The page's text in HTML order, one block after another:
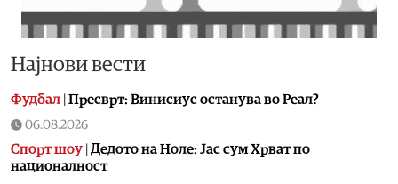
Најнови вести
Фудбал Пресврт: Винисиус останува во Реал?
06.08.2026
Спорт шоу Дедото на Ноле: Јас сум Хрват по
националност